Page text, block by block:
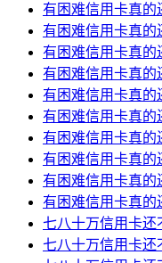
有困难信用卡真的
有困难信用卡真的
有困难信用卡真的
有困难信用卡真的
有困难信用卡真的
有困难信用卡真的
有困难信用卡真的
有困难信用卡真的
有困难信用卡真的
有困难信用卡真的
七八十万信用卡还
七八十万信用卡还